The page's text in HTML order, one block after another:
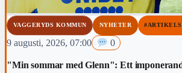
VAGGERYDS KOMMUN NYHETER
9 augusti, 2026, 07:00 0
"Min sommar med Glenn": Ett